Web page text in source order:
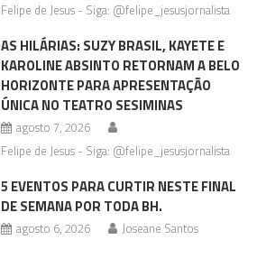
Felipe de Jesus - Siga: @felipe_jesusjornalista
AS HILÁRIAS: SUZY BRASIL, KAYETE E
KAROLINE ABSINTO RETORNAM A BELO
HORIZONTE PARA APRESENTAÇÃO
ÚNICA NO TEATRO SESIMINAS
agosto 7, 2026
Felipe de Jesus - Siga: @felipe_jesusjornalista
5 EVENTOS PARA CURTIR NESTE FINAL
DE SEMANA POR TODA BH.
agosto 6, 2026 Joseane Santos